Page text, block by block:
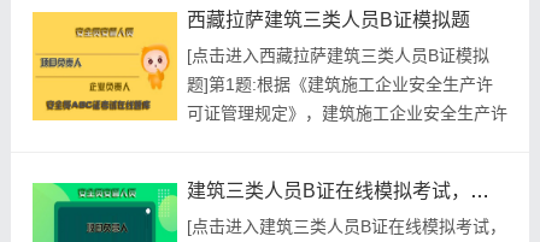
位和施工单位分别处以罚款B.责令停止施工
C.责令停止施工，并对建设单位处以罚款D.
责令停止施工，并对施工单位处以罚款参考
答案:查看最...
西藏拉萨建筑三类人员B证模拟题
[点击进入西藏拉萨建筑三类人员B证模拟
题]第1题:根据《建筑施工企业安全生产许
可证管理规定》，建筑施工企业安全生产许
企业安全生产许可证管理规定》第九条规
定，建筑施工企业安全生产许可证的有效期
建筑三类人员B证在线模拟考试，如何一次就考过？
[点击进入建筑三类人员B证在线模拟考试，